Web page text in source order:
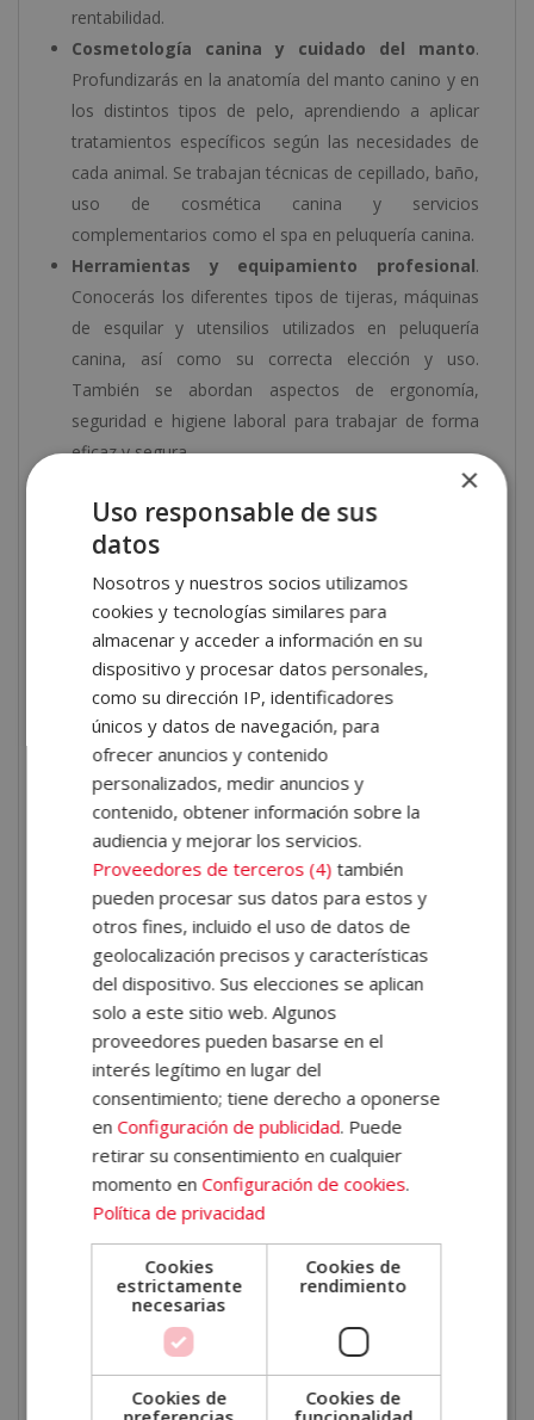
rentabilidad.
Cosmetología canina y cuidado del manto.
Profundizarás en la anatomía del manto canino y en
los distintos tipos de pelo, aprendiendo a aplicar
tratamientos específicos según las necesidades de
cada animal. Se trabajan técnicas de cepillado, baño,
uso de cosmética canina y servicios
complementarios como el spa en peluquería canina.
Herramientas y equipamiento profesional.
Conocerás los diferentes tipos de tijeras, máquinas
de esquilar y utensilios utilizados en peluquería
canina, así como su correcta elección y uso.
También se abordan aspectos de ergonomía,
seguridad e higiene laboral para trabajar de forma
eficaz y segura.
Marketing de ventas y merchandaising.
Aprenderás a aplicar estrategias de marketing
adaptadas al sector, combinando acciones de venta,
escaparatismo y segmentación de clientes. Este
bloque te ayudará a posicionar tu negocio o perfil
profesional de forma estratégica y competitiva.
Técnicas avanzadas y de perfeccionamiento
En la parte más especializada del plan de estudio
trabajarás el arreglo de distintos tipos de mantos y
razas, incluyendo manto vedijoso, pelo duro, pelo
largo y pelo blanco. Se tratan casos menos
frecuentes, arreglos específicos por raza, técnicas
estacionales y el cuidado estético del gato persa.
¿Qué aprenderás en esta
Certificación Experto en
Peluquería y Estética
Canina?
A lo largo de esta certificación aprenderás a dominar
técnicas necesarias para cuidar, mantener y
mejorar la estética del perro, siempre desde una
perspectiva profesional y respetuosa con el animal.
Conocerás en profundidad los distintos tipos de
manto y cómo tratarlos adecuadamente según sus
características.
Aprenderás a utilizar
productos cosméticos
específicos, a aplicar tratamientos complementarios
y a ofrecer servicios avanzados como el spa canino.
×
Uso responsable de sus
datos
Nosotros y nuestros socios utilizamos
cookies y tecnologías similares para
almacenar y acceder a información en su
dispositivo y procesar datos personales,
como su dirección IP, identificadores
únicos y datos de navegación, para
ofrecer anuncios y contenido
personalizados, medir anuncios y
contenido, obtener información sobre la
audiencia y mejorar los servicios.
Proveedores de terceros (4) también
pueden procesar sus datos para estos y
otros fines, incluido el uso de datos de
geolocalización precisos y características
del dispositivo. Sus elecciones se aplican
solo a este sitio web. Algunos
proveedores pueden basarse en el
interés legítimo en lugar del
consentimiento; tiene derecho a oponerse
enConfiguración de publicidad. Puede
retirar su consentimiento en cualquier
momento enConfiguración de cookies.
Política de privacidad
Cookies
estrictamente
necesarias
Cookies de
rendimiento
Cookies de
Cookies de